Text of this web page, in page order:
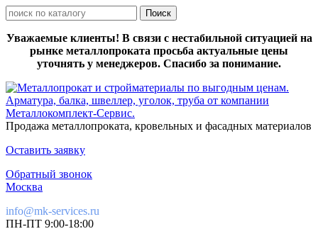
Уважаемые клиенты! В связи с нестабильной ситуацией на
рынке металлопроката просьба актуальные цены
уточнять у менеджеров. Спасибо за понимание.
Продажа металлопроката, кровельных и фасадных материалов
Оставить заявку
Обратный звонок
Москва
info@mk-services.ru
ПН-ПТ 9:00-18:00